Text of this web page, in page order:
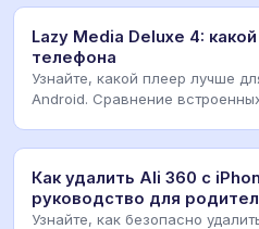
Lazy Media Deluxe 4:
телефона
Узнайте, какой плеер лучше
Android. Сравнение
Как удалить Ali 360 с
руководство для
Узнайте, как безопасно